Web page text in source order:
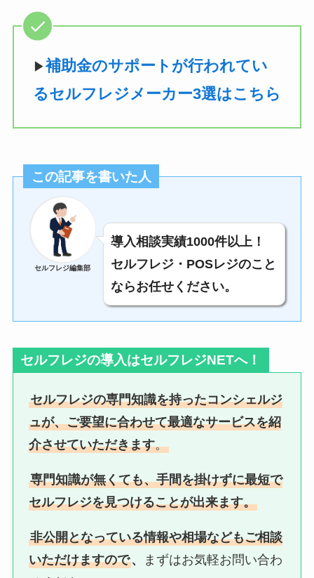
▶︎補助金のサポートが行われてい
るセルフレジメーカー3選はこちら
この記事を書いた人
セルフレジ編集部
導入相談実績1000件以上！
セルフレジ・POSレジのこと
ならお任せください。
セルフレジの導入はセルフレジNETへ！
セルフレジの専門知識を持ったコンシェルジ
ュが、ご要望に合わせて最適なサービスを紹
介させていただきます。
専門知識が無くても、手間を掛けずに最短で
セルフレジを見つけることが出来ます。
非公開となっている情報や相場などもご相談
いただけますので、
まずはお気軽お問い合わ